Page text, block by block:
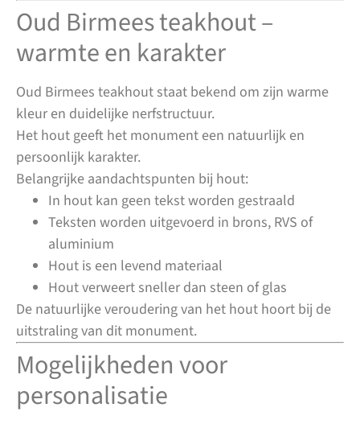
Oud Birmees teakhout –
warmte en karakter
Oud Birmees teakhout staat bekend om zijn warme
kleur en duidelijke nerfstructuur.
Het hout geeft het monument een natuurlijk en
persoonlijk karakter.
Belangrijke aandachtspunten bij hout:
In hout kan geen tekst worden gestraald
Teksten worden uitgevoerd in brons, RVS of
aluminium
Hout is een levend materiaal
Hout verweert sneller dan steen of glas
De natuurlijke veroudering van het hout hoort bij de
uitstraling van dit monument.
Mogelijkheden voor
personalisatie